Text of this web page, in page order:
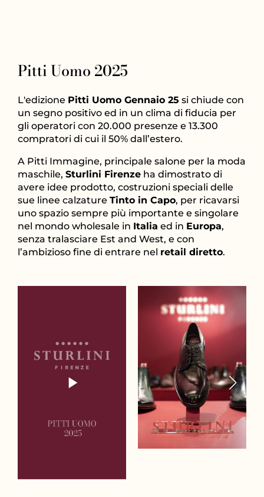
Pitti Uomo 2025
L'edizione Pitti Uomo Gennaio 25 si chiude con
un segno positivo ed in un clima di fiducia per
gli operatori con 20.000 presenze e 13.300
compratori di cui il 50% dall’estero.
A Pitti Immagine, principale salone per la moda
maschile, Sturlini Firenze ha dimostrato di
avere idee prodotto, costruzioni speciali delle
sue linee calzature Tinto in Capo, per ricavarsi
uno spazio sempre più importante e singolare
nel mondo wholesale in Italia ed in Europa,
senza tralasciare Est and West, e con
l’ambizioso fine di entrare nel retail diretto.